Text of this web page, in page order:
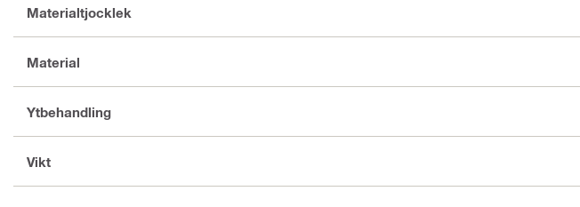
Materialtjocklek
Material
Ytbehandling
Vikt